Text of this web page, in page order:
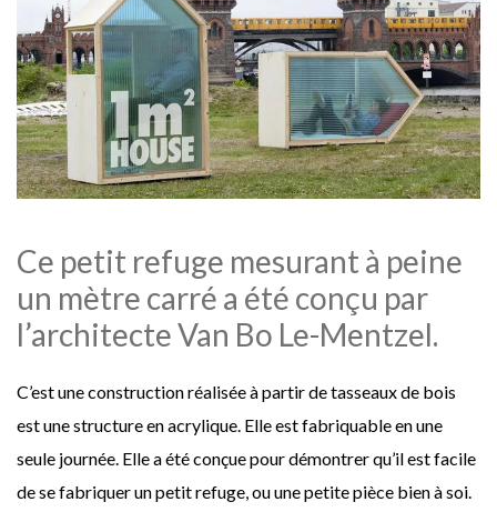
Ce petit refuge mesurant à peine
un mètre carré a été conçu par
l’architecte Van Bo Le-Mentzel.
C’est une construction réalisée à partir de tasseaux de bois
est une structure en acrylique. Elle est fabriquable en une
seule journée. Elle a été conçue pour démontrer qu’il est facile
de se fabriquer un petit refuge, ou une petite pièce bien à soi.